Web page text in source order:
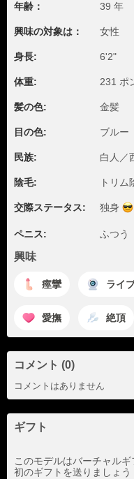
年齢： 39 年
興味の対象は： 女性
身長: 6'2"
体重: 231 ポ
髪の色: 金髪
目の色: ブルー
民族: 白人／
陰毛: トリム
交際ステータス: 独身
ペニス: ふつう
興味
痙攣 ライ
愛撫 絶頂
コメント (0)
コメントはありません
ギフト
このモデルはバーチャル
初のギフトを送りましょう